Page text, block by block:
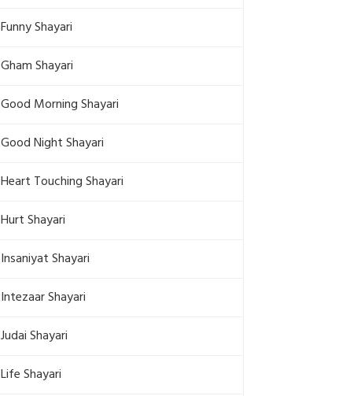
Funny Shayari
Gham Shayari
Good Morning Shayari
Good Night Shayari
Heart Touching Shayari
Hurt Shayari
Insaniyat Shayari
Intezaar Shayari
Judai Shayari
Life Shayari